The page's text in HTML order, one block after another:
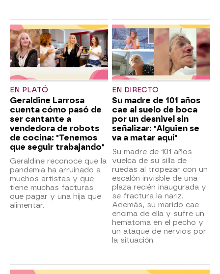
EN PLATÓ
Geraldine Larrosa
cuenta cómo pasó de
ser cantante a
vendedora de robots
de cocina: "Tenemos
que seguir trabajando"
Geraldine reconoce que la
pandemia ha arruinado a
muchos artistas y que
tiene muchas facturas
que pagar y una hija que
alimentar.
EN DIRECTO
Su madre de 101 años
cae al suelo de boca
por un desnivel sin
señalizar: "Alguien se
va a matar aquí"
Su madre de 101 años
vuelca de su silla de
ruedas al tropezar con un
escalón invisble de una
plaza recién inaugurada y
se fractura la nariz.
Además, su marido cae
encima de ella y sufre un
hematoma en el pecho y
un ataque de nervios por
la situación.